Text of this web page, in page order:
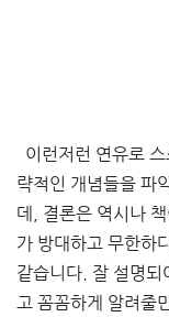
이런저런 연유로
략적인 개념들을 파
데, 결론은 역시나
가 방대하고 무한하
같습니다. 잘 설명되
고 꼼꼼하게 알려줄